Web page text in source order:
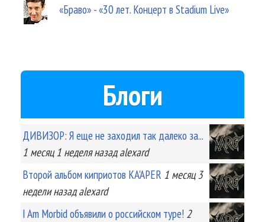
«Браво» - «30 лет. Концерт в Stadium Live»
Блоги
ДИВИЗОР: Я еще не заходил так далеко за...
1 месяц 1 неделяназад alexard
Второй альбом киприотов KA'APER 1 месяц 3
неделиназад alexard
I Am Morbid объявили о российском туре! 2